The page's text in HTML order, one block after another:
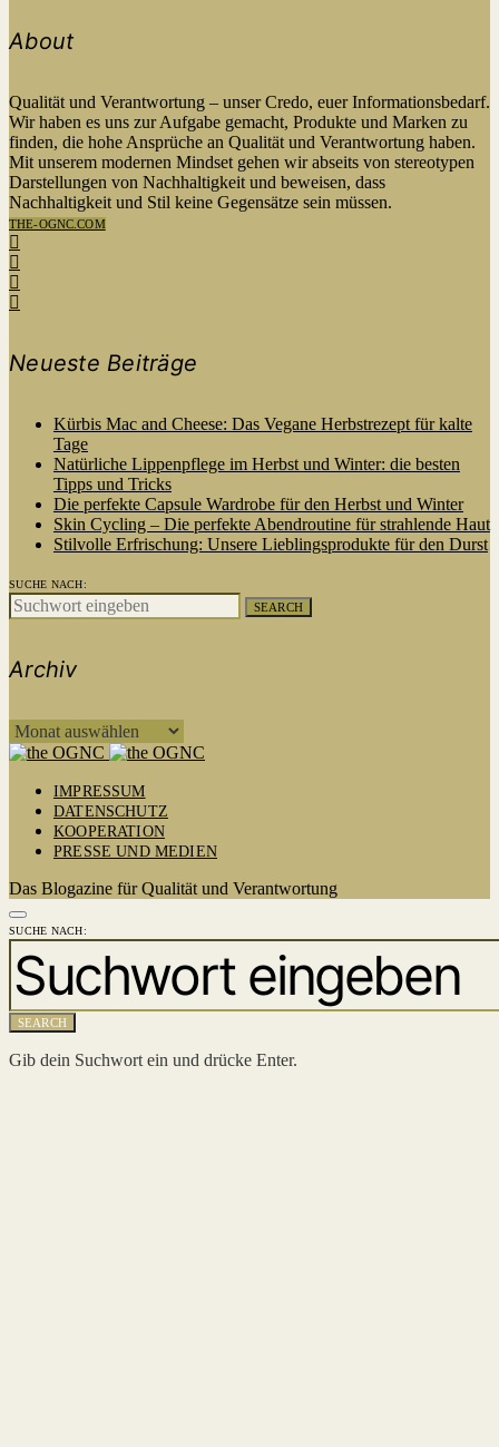
About
Qualität und Verantwortung – unser Credo, euer Informationsbedarf.
Wir haben es uns zur Aufgabe gemacht, Produkte und Marken zu
finden, die hohe Ansprüche an Qualität und Verantwortung haben.
Mit unserem modernen Mindset gehen wir abseits von stereotypen
Darstellungen von Nachhaltigkeit und beweisen, dass
Nachhaltigkeit und Stil keine Gegensätze sein müssen.
THE-OGNC.COM
Neueste Beiträge
Kürbis Mac and Cheese: Das Vegane Herbstrezept für kalte
Tage
Natürliche Lippenpflege im Herbst und Winter: die besten
Tipps und Tricks
Die perfekte Capsule Wardrobe für den Herbst und Winter
Skin Cycling – Die perfekte Abendroutine für strahlende Haut
Stilvolle Erfrischung: Unsere Lieblingsprodukte für den Durst
SUCHE NACH:
SEARCH
Archiv
ARCHIV
IMPRESSUM
DATENSCHUTZ
KOOPERATION
PRESSE UND MEDIEN
Das Blogazine für Qualität und Verantwortung
SUCHE NACH:
SEARCH
Gib dein Suchwort ein und drücke Enter.